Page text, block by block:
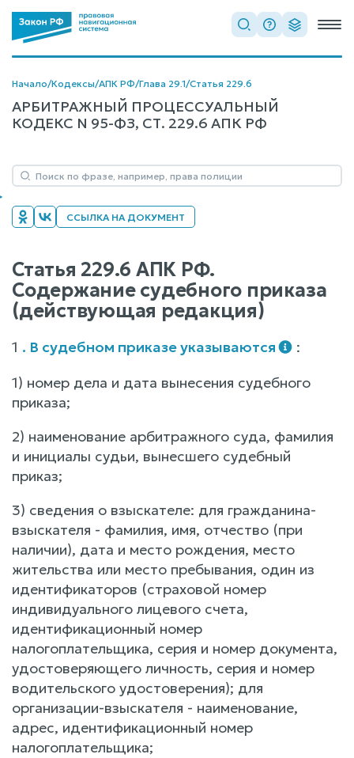
Начало/Кодексы/АПК РФ/Глава 29.1/Статья 229.6
АРБИТРАЖНЫЙ ПРОЦЕССУАЛЬНЫЙ
КОДЕКС N 95-ФЗ, СТ. 229.6 АПК РФ
ССЫЛКА НА ДОКУМЕНТ
Статья 229.6 АПК РФ.
Содержание судебного приказа
(действующая редакция)
1 . В судебном приказе указываются
:
1) номер дела и дата вынесения судебного
приказа;
2) наименование арбитражного суда, фамилия
и инициалы судьи, вынесшего судебный
приказ;
3) сведения о взыскателе: для гражданина-
взыскателя - фамилия, имя, отчество (при
наличии), дата и место рождения, место
жительства или место пребывания, один из
идентификаторов (страховой номер
индивидуального лицевого счета,
идентификационный номер
налогоплательщика, серия и номер документа,
удостоверяющего личность, серия и номер
водительского удостоверения); для
организации-взыскателя - наименование,
адрес, идентификационный номер
налогоплательщика;